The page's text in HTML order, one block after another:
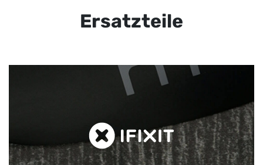
Ersatzteile